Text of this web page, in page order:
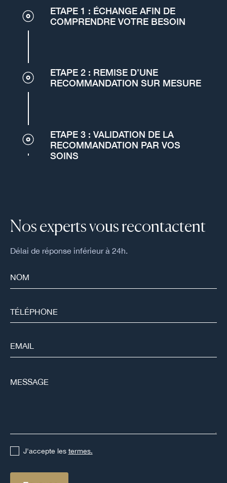
ETAPE 1 : ÉCHANGE AFIN DE
COMPRENDRE VOTRE BESOIN
ETAPE 2 : REMISE D’UNE
RECOMMANDATION SUR MESURE
ETAPE 3 : VALIDATION DE LA
RECOMMANDATION PAR VOS
SOINS
Nos experts vous recontactent
Délai de réponse inférieur à 24h.
J'accepte les termes.